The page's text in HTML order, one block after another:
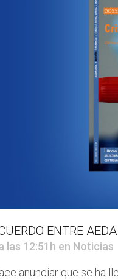
ENTRE
las 12:51h en Noticias
anunciar que se ha